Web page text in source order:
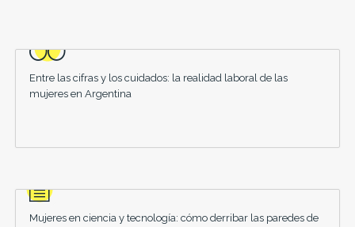
Entre las cifras y los cuidados: la realidad laboral de las
mujeres en Argentina
Mujeres en ciencia y tecnología: cómo derribar las paredes de